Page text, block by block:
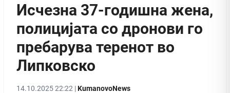
Исчезна 37-годишна жена,
полицијата со дронови го
пребарува теренот во
Липковско
14.10.2025 22:22 |KumanovoNews